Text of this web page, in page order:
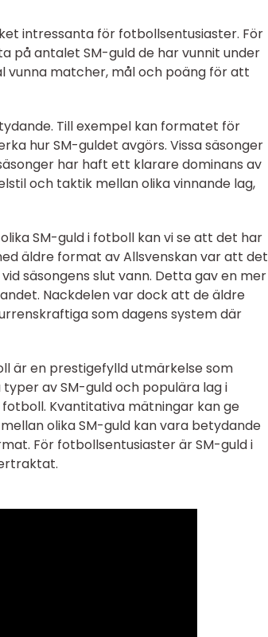
intressanta för fotbollsentusiaster. För
på antalet SM-guld de har vunnit under
matcher, mål och poäng för att
Till exempel kan formatet för
hur SM-guldet avgörs. Vissa säsonger
har haft ett klarare dominans av
och taktik mellan olika vinnande lag,
SM-guld i fotboll kan vi se att det har
äldre format av Allsvenskan var att det
säsongens slut vann. Detta gav en mer
Nackdelen var dock att de äldre
som dagens system där
är en prestigefylld utmärkelse som
av SM-guld och populära lag i
Kvantitativa mätningar kan ge
olika SM-guld kan vara betydande
För fotbollsentusiaster är SM-guld i